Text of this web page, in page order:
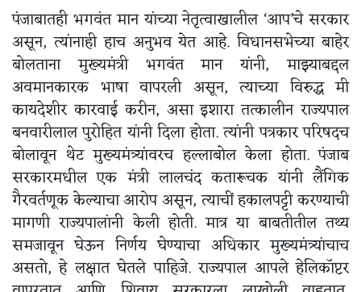
पंजाबातही भगवंत मान यांच्या नेतृत्वाखालील ‘आप’चे सरकार
असून, त्यांनाही हाच अनुभव येत आहे. विधानसभेच्या बाहेर
बोलताना मुख्यमंत्री भगवंत मान यांनी, माझ्याबद्दल
अवमानकारक भाषा वापरली असून, त्याच्या विरुद्ध मी
कायदेशीर कारवाई करीन, असा इशारा तत्कालीन राज्यपाल
बनवारीलाल पुरोहित यांनी दिला होता. त्यांनी पत्रकार परिषदच
बोलावून थेट मुख्यमंत्र्यांवरच हल्लाबोल केला होता. पंजाब
सरकारमधील एक मंत्री लालचंद कतारूचक यांनी लैंगिक
गैरवर्तणूक केल्याचा आरोप असून, त्याचीं हकालपट्टी करण्याची
मागणी राज्यपालांनी केली होती. मात्र या बाबतीतील तथ्य
समजावून घेऊन निर्णय घेण्याचा अधिकार मुख्यमंत्र्यांचाच
असतो, हे लक्षात घेतले पाहिजे. राज्यपाल आपले हेलिकॉप्टर